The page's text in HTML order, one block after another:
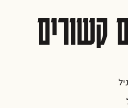
קשורים